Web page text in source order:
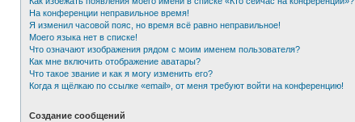
На конференции неправильное время!
Я изменил часовой пояс, но время всё равно неправильное!
Моего языка нет в списке!
Что означают изображения рядом с моим именем пользователя?
Как мне включить отображение аватары?
Что такое звание и как я могу изменить его?
Когда я щёлкаю по ссылке «email», от меня требуют войти на конференцию!
Создание сообщений